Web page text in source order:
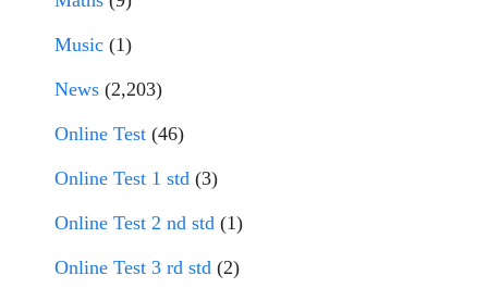
Music (1)
News (2,203)
Online Test (46)
Online Test 1 std (3)
Online Test 2 nd std (1)
Online Test 3 rd std (2)